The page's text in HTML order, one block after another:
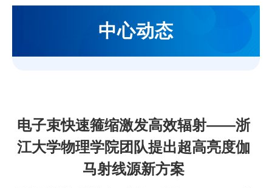
中心动态
电子束快速箍缩激发高效辐射——浙
江大学物理学院团队提出超高亮度伽
马射线源新方案